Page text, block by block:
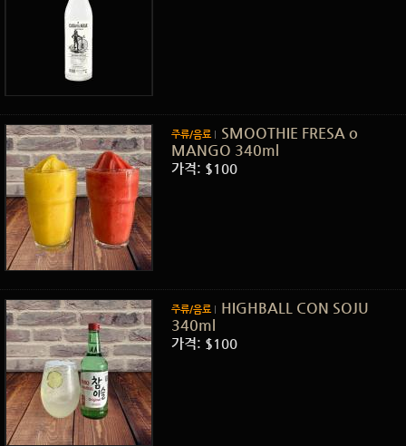
주류/음료
SMOOTHIE FRESA o
MANGO 340ml
가격: $100
주류/음료
HIGHBALL CON SOJU
340ml
가격: $100